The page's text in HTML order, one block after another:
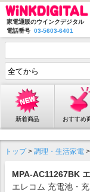
家電通販のウインクデジタル
電話番号 03-5603-6401
新着商品 おすすめ
トップ> 調理・生活家電 >
MPA-AC11267BK
エレコム 充電池・